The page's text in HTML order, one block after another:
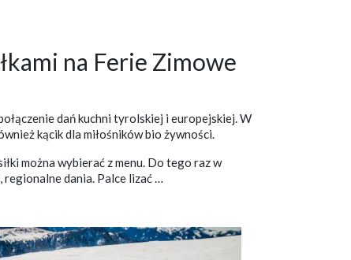
na Ferie Zimowe
dań kuchni tyrolskiej i europejskiej. W
kącik dla miłośników bio żywności.
można wybierać z menu. Do tego raz w
dania. Palce lizać …